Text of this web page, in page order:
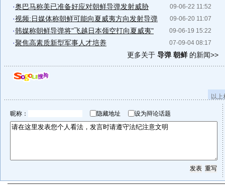
09-06-22 11:52
·奥巴马称美已准备好应对朝鲜导弹发射威胁
09-06-20 11:07
·视频:日媒体称朝鲜可能向夏威夷方向发射导弹
09-06-19 15:22
·韩媒称朝鲜导弹将"飞越日本领空打向夏威夷"
07-09-04 08:17
·聚焦高素质新型军事人才培养
更多关于 导弹 朝鲜的新闻>>
以
昵称： 隐藏地址 设为辩论话题